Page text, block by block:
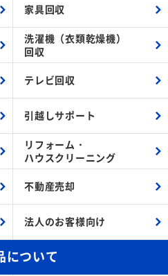
家具回収
洗濯機（衣類乾燥機）
回収
テレビ回収
引越しサポート
リフォーム・
ハウスクリーニング
不動産売却
法人のお客様向け
について